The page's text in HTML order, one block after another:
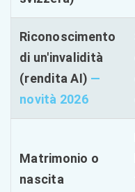
Riconoscimento
di un'invalidità
(rendita AI) —
novità 2026
Matrimonio o
nascita